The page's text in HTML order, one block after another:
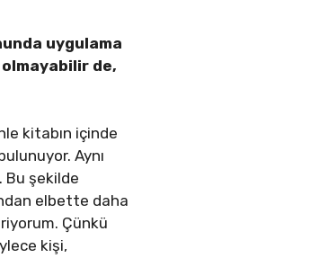
uygulama
de,
kitabın içinde
Aynı
Bu şekilde
elbette daha
Çünkü
kişi,